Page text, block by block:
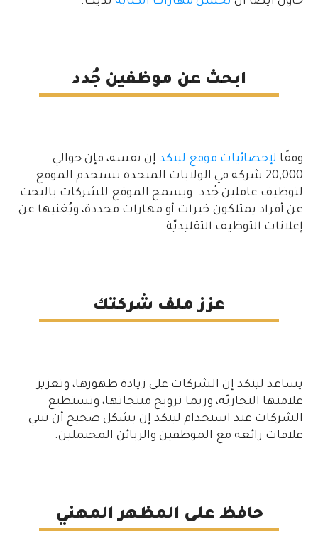
ابحث عن موظفين جُدد
وفقًا لإحصائيات موقع لينكد إن نفسه، فإن حوالي
20,000 شركة في الولايات المتحدة تستخدم الموقع
لتوظيف عاملين جُدد. ويسمح الموقع للشركات بالبحث
عن أفراد يمتلكون خبرات أو مهارات محددة، ويُغنيها عن
إعلانات التوظيف التقليديّة.
عزز ملف شركتك
يساعد لينكد إن الشركات على زيادة ظهورها، وتعزيز
علامتها التجاريّة، وربما ترويج منتجاتها، وتستطيع
الشركات عند استخدام لينكد إن بشكل صحيح أن تبني
علاقات رائعة مع الموظفين والزبائن المحتملين.
حافظ على المظهر المهني